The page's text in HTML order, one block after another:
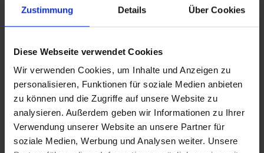
Zustimmung Details Über Cookies
Diese Webseite verwendet Cookies
Wir verwenden Cookies, um Inhalte und Anzeigen zu
personalisieren, Funktionen für soziale Medien anbieten
zu können und die Zugriffe auf unsere Website zu
analysieren. Außerdem geben wir Informationen zu Ihrer
Verwendung unserer Website an unsere Partner für
soziale Medien, Werbung und Analysen weiter. Unsere
Höchste Zuverlässigkeit, die sich millionenfach
bewährt hat.